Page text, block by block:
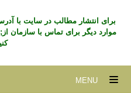
برای انتشار مطالب در سايت با
موارد ديگر برای تماس با سازمان